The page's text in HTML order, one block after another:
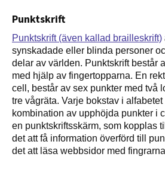
Punktskrift
Punktskrift (även kallad brailleskrift)
synskadade eller blinda personer
delar av världen. Punktskrift består
med hjälp av fingertopparna. En
cell, består av sex punkter med två
tre vågräta. Varje bokstav i
kombination av upphöjda punkter i
en punktskriftsskärm, som kopplas
det att få information överförd till
det att läsa webbsidor med